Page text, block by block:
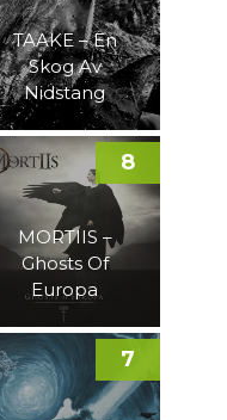
TAAKE – En
Skog Av
Nidstang
MORTIIS –
Ghosts Of
Europa
8
7